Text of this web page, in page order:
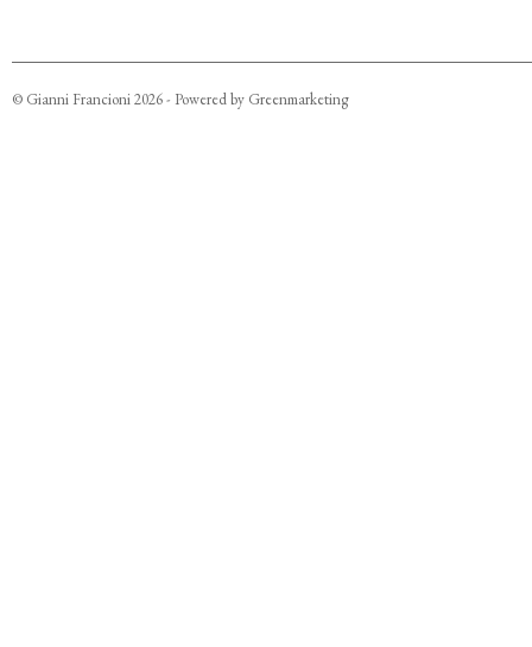
© Gianni Francioni2026- Powered by Greenmarketing